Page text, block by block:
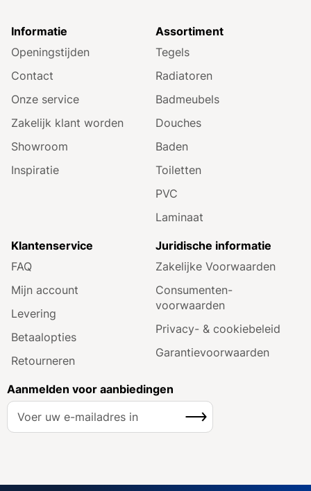
Informatie
Openingstijden
Contact
Onze service
Zakelijk klant worden
Showroom
Inspiratie
Assortiment
Tegels
Radiatoren
Badmeubels
Douches
Baden
Toiletten
PVC
Laminaat
Klantenservice
FAQ
Mijn account
Levering
Betaalopties
Retourneren
Juridische informatie
Zakelijke Voorwaarden
Consumenten­
voorwaarden
Privacy- & cookiebeleid
Garantie­voorwaarden
Aanmelden voor aanbiedingen
A
e
Inschrijven